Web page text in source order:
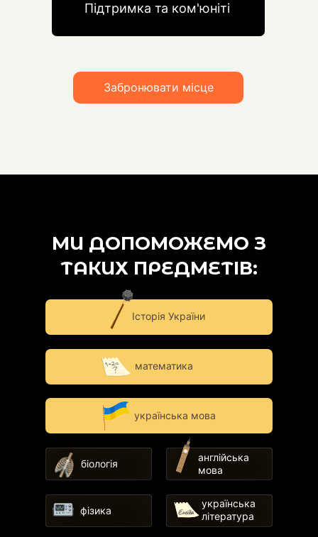
Забронювати місце
Підтримка та ком'юніті
Історія України
МИ ДОПОМОЖЕМО З
ТАКИХ ПРЕДМЕТІВ:
математика
англійська
мова
біологія
фізика
українська
література
українська мова